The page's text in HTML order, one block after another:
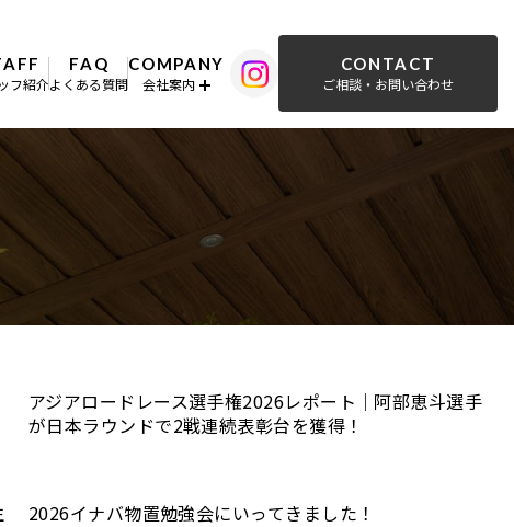
フ紹介
FAQ
よくある質問
COMPANY
会社案内
CONTACT
ご相談・お問い合わせ
アジアロードレース選手権2026レポート｜阿部恵斗選手
が日本ラウンドで2戦連続表彰台を獲得！
2026イナバ物置勉強会にいってきました！